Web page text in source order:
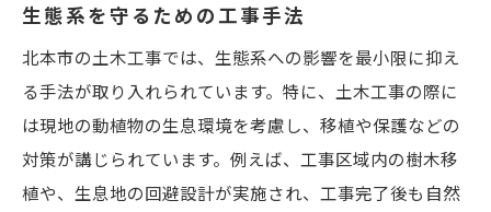
生態系を守るための工事手法
北本市の土木工事では、生態系への影響を最小限に抑え
る手法が取り入れられています。特に、土木工事の際に
は現地の動植物の生息環境を考慮し、移植や保護などの
対策が講じられています。例えば、工事区域内の樹木移
植や、生息地の回避設計が実施され、工事完了後も自然